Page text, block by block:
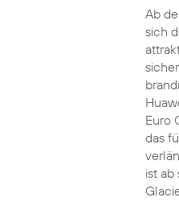
Ab
sich
Euro
das
ist ab